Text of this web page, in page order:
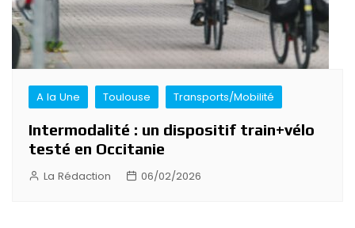
A la Une Toulouse Transports/Mobilité
Intermodalité : un dispositif train+vélo
testé en Occitanie
La Rédaction 06/02/2026